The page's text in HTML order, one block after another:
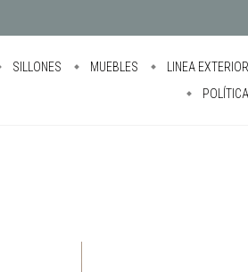
SILLONES MUEBLES LINEA EXTERIOR